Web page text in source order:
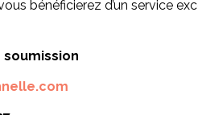
bénéficierez d’un service
soumission